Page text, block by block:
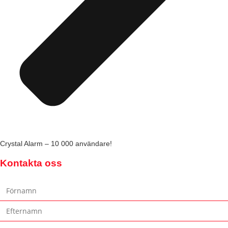
Crystal Alarm – 10 000 användare!
Kontakta oss